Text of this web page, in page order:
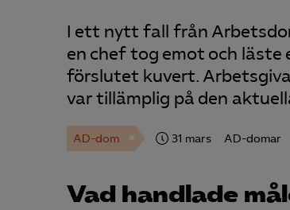
I ett nytt fall från
en chef tog emot och
förslutet kuvert.
var tillämplig på den
AD-dom 31 mars AD-domar
Vad handlade